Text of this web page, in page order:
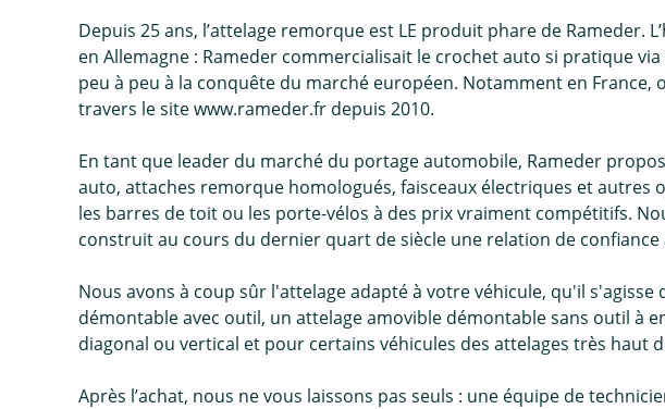
Depuis 25 ans, l’attelage remorque est LE produit phare de Rameder.
en Allemagne : Rameder commercialisait le crochet auto si pratique
peu à peu à la conquête du marché européen. Notamment en France,
travers le site www.rameder.fr depuis 2010.
En tant que leader du marché du portage automobile, Rameder
auto, attaches remorque homologués, faisceaux électriques et autres
les barres de toit ou les porte-vélos à des prix vraiment compétitifs.
construit au cours du dernier quart de siècle une relation de confiance
Nous avons à coup sûr l'attelage adapté à votre véhicule, qu'il s'agisse
démontable avec outil, un attelage amovible démontable sans outil à
diagonal ou vertical et pour certains véhicules des attelages très haut
Après l’achat, nous ne vous laissons pas seuls : une équipe de